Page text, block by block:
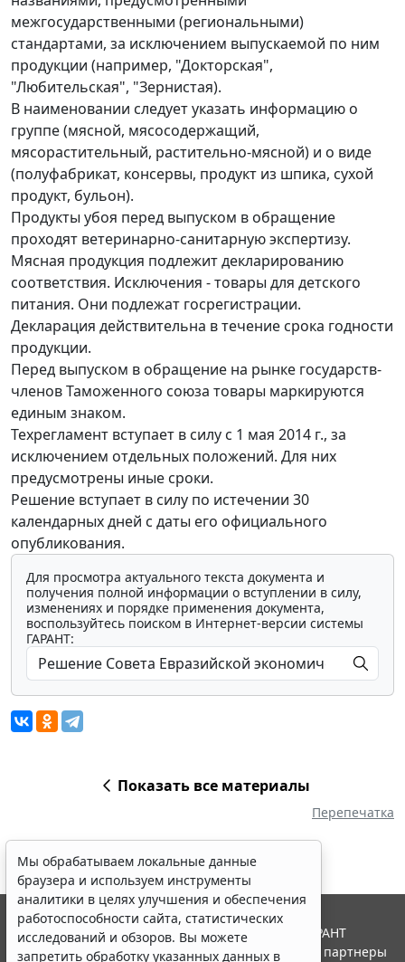
межгосударственными (региональными)
стандартами, за исключением выпускаемой по ним
продукции (например, "Докторская",
"Любительская", "Зернистая).
В наименовании следует указать информацию о
группе (мясной, мясосодержащий,
мясорастительный, растительно-мясной) и о виде
(полуфабрикат, консервы, продукт из шпика, сухой
продукт, бульон).
Продукты убоя перед выпуском в обращение
проходят ветеринарно-санитарную экспертизу.
Мясная продукция подлежит декларированию
соответствия. Исключения - товары для детского
питания. Они подлежат госрегистрации.
Декларация действительна в течение срока годности
продукции.
Перед выпуском в обращение на рынке государств-
членов Таможенного союза товары маркируются
единым знаком.
Техрегламент вступает в силу с 1 мая 2014 г., за
исключением отдельных положений. Для них
предусмотрены иные сроки.
Решение вступает в силу по истечении 30
календарных дней с даты его официального
опубликования.
Для просмотра актуального текста документа и
получения полной информации о вступлении в силу,
изменениях и порядке применения документа,
воспользуйтесь поиском в Интернет-версии системы
ГАРАНТ:
Показать все материалы
Перепечатка
Мы обрабатываем локальные данные
браузера и используем инструменты
аналитики в целях улучшения и обеспечения
работоспособности сайта, статистических
исследований и обзоров. Вы можете
запретить обработку указанных данных в
© ООО "НПП "ГАРАНТ-СЕРВИС", 2026. Система ГАРАНТ
выпускается с 1990 года. Компания "Гарант" и ее партнеры